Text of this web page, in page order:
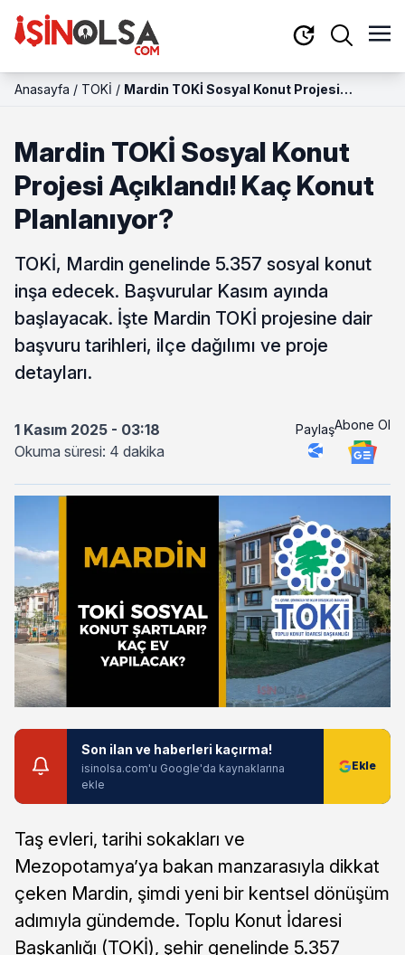
Anasayfa / TOKİ / Mardin TOKİ Sosyal Konut Projesi
Mardin TOKİ Sosyal Konut
Projesi Açıklandı! Kaç Konut
Planlanıyor?
TOKİ, Mardin genelinde 5.357 sosyal konut
inşa edecek. Başvurular Kasım ayında
başlayacak. İşte Mardin TOKİ projesine dair
başvuru tarihleri, ilçe dağılımı ve proje
detayları.
1 Kasım 2025 - 03:18
Okuma süresi: 4 dakika
PaylaşAbone Ol
Son ilan ve haberleri kaçırma!
isinolsa.com'u Google'da kaynaklarına
ekle
Taş evleri, tarihi sokakları ve
Mezopotamya’ya bakan manzarasıyla dikkat
çeken Mardin, şimdi yeni bir kentsel dönüşüm
adımıyla gündemde. Toplu Konut İdaresi
Başkanlığı (TOKİ), şehir genelinde 5.357